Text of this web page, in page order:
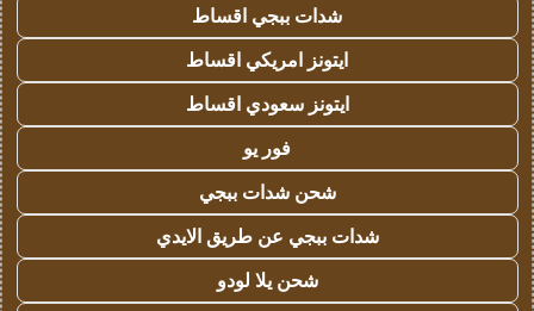
شدات ببجي اقساط
ايتونز امريكي اقساط
ايتونز سعودي اقساط
فور يو
شحن شدات ببجي
شدات ببجي عن طريق الايدي
شحن يلا لودو